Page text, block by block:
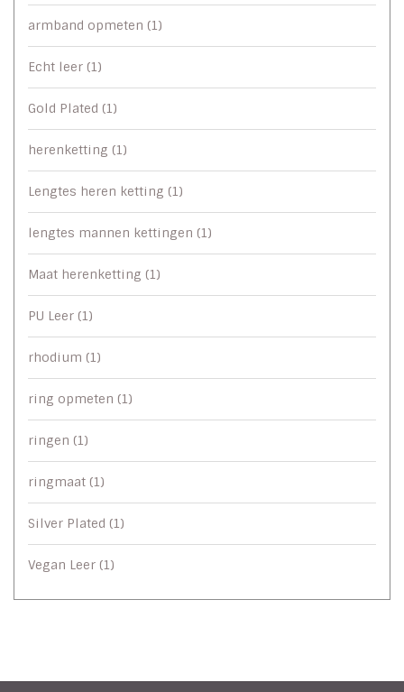
armband opmeten (1)
Echt leer (1)
Gold Plated (1)
herenketting (1)
Lengtes heren ketting (1)
lengtes mannen kettingen (1)
Maat herenketting (1)
PU Leer (1)
rhodium (1)
ring opmeten (1)
ringen (1)
ringmaat (1)
Silver Plated (1)
Vegan Leer (1)